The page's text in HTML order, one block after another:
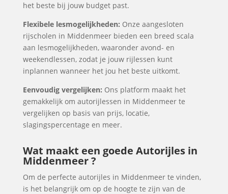
het beste bij jouw budget past.
Flexibele lesmogelijkheden: Onze aangesloten
rijscholen in Middenmeer bieden een breed scala
aan lesmogelijkheden, waaronder avond- en
weekendlessen, zodat je jouw rijlessen kunt
inplannen wanneer het jou het beste uitkomt.
Eenvoudig vergelijken: Ons platform maakt het
gemakkelijk om autorijlessen in Middenmeer te
vergelijken op basis van prijs, locatie,
slagingspercentage en meer.
Wat maakt een goede Autorijles in
Middenmeer ?
Om de perfecte autorijles in Middenmeer te vinden,
is het belangrijk om op de hoogte te zijn van de